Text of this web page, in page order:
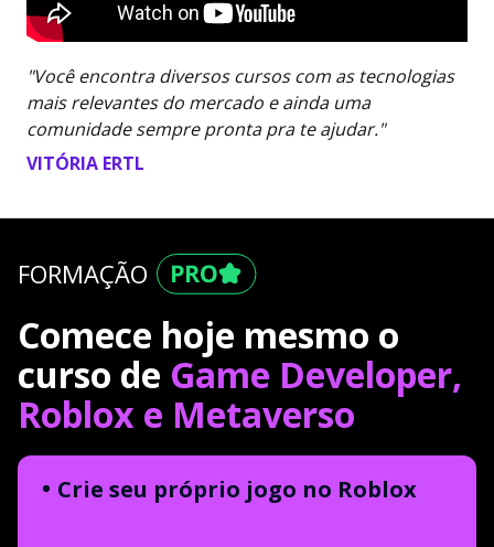
"Você encontra diversos cursos com as tecnologias
mais relevantes do mercado e ainda uma
comunidade sempre pronta pra te ajudar."
VITÓRIA ERTL
FORMAÇÃO
Comece hoje mesmo o
curso de Game Developer,
Roblox e Metaverso
Crie seu próprio jogo no Roblox